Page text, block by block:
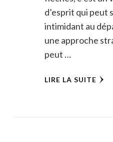
d’esprit qui peut
intimidant au
une approche
peut …
LIRE LA SUITE